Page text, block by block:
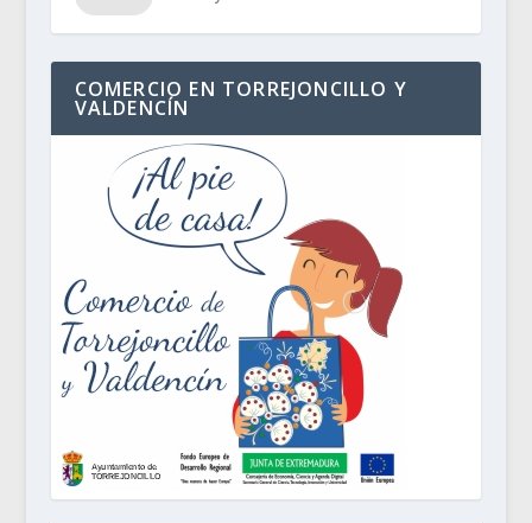
COMERCIO EN TORREJONCILLO Y
VALDENCÍN